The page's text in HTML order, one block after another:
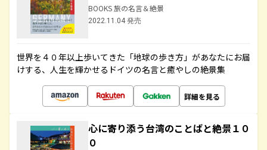
BOOKS 旅の名言＆絶景
2022.11.04 発売
世界を４０年以上歩いてきた「地球の歩き方」があなたにお届
けする、人生を輝かせるドイツの名言と癒やしの絶景集
詳細を見る
心に寄り添う台湾のことばと絶景１０
０